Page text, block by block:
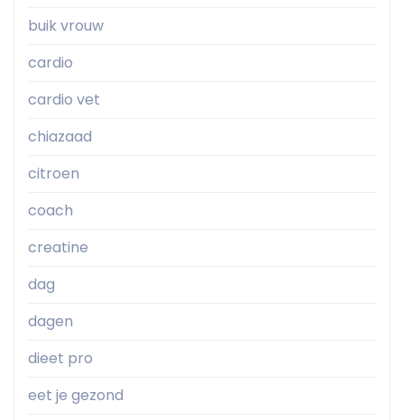
buik vrouw
cardio
cardio vet
chiazaad
citroen
coach
creatine
dag
dagen
dieet pro
eet je gezond